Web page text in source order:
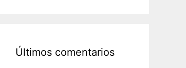
Últimos comentarios